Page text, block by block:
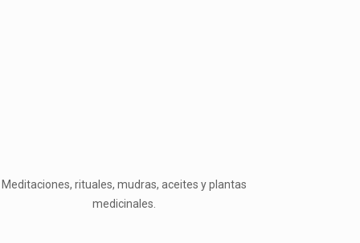
Meditaciones, rituales, mudras, aceites y plantas
medicinales.